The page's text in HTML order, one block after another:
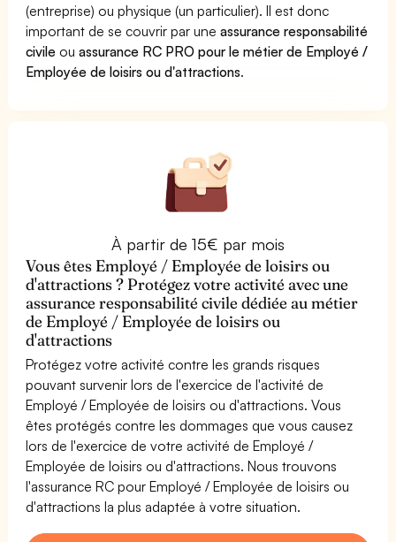
(entreprise) ou physique (un particulier). Il est donc
important de se couvrir par uneassurance responsabilité
civile ouassurance RC PRO pour le métier de Employé /
Employée de loisirs ou d'attractions.
À partir de 15€ par mois
Vous êtes Employé / Employée de loisirs ou
d'attractions ? Protégez votre activité avec une
assurance responsabilité civile dédiée au métier
de Employé / Employée de loisirs ou
d'attractions
Protégez votre activité contre les grands risques
pouvant survenir lors de l'exercice de l'activité de
Employé / Employée de loisirs ou d'attractions. Vous
êtes protégés contre les dommages que vous causez
lors de l'exercice de votre activité de Employé /
Employée de loisirs ou d'attractions. Nous trouvons
l'assurance RC pour Employé / Employée de loisirs ou
d'attractions la plus adaptée à votre situation.